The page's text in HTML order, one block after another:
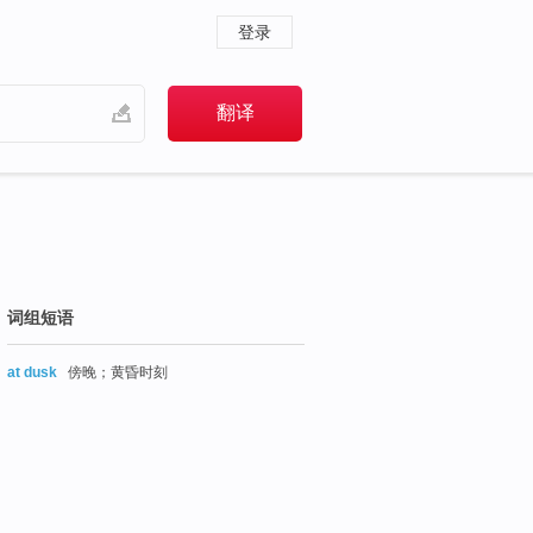
登录
词组短语
at dusk 傍晚；黄昏时刻